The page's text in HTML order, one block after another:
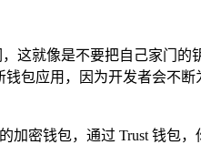
这就像是不要把自己家门
包应用，因为开发者会不
密钱包，通过 Trust 钱包